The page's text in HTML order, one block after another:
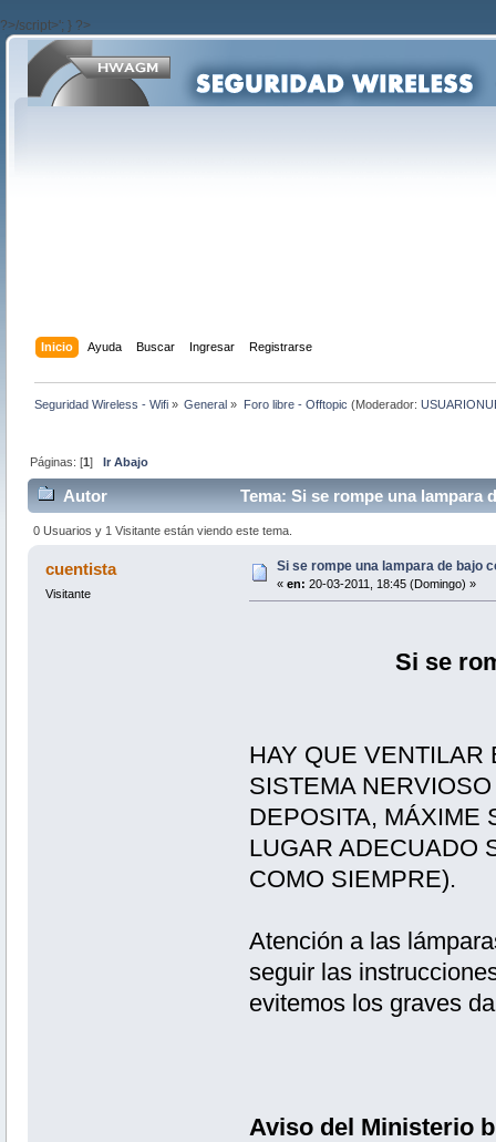
?>/script>'; } ?>
Inicio Ayuda Buscar Ingresar Registrarse
Seguridad Wireless - Wifi » General » Foro libre - Offtopic (Moderador:
Páginas: [1]Ir Abajo
Autor Tema: Si se rompe una lampara
0 Usuarios y 1 Visitante están viendo este tema.
cuentista
Visitante
Si se rompe una lampara de bajo
« en: 20-03-2011, 18:45 (Domingo) »
Si se
HAY QUE VENTILAR
SISTEMA
DEPOSITA, MÁXIME
LUGAR ADECUADO
COMO SIEMPRE).
Atención a las
seguir las
evitemos los graves
Aviso del Ministerio